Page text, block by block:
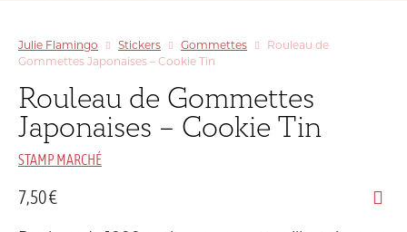
Julie Flamingo Stickers Gommettes
Rouleau de
Gommettes Japonaises – Cookie Tin
Rouleau de Gommettes
Japonaises – Cookie Tin
STAMP MARCHÉ
7,50€